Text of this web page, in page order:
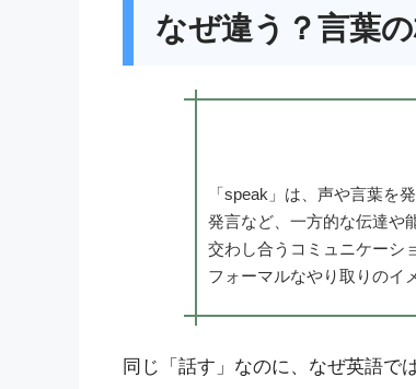
なぜ違う？言葉
「speak」は、声や言葉を
発言など、一方的な伝達や
交わし合うコミュニケーシ
フォーマルなやり取りのイ
同じ「話す」なのに、なぜ英語で